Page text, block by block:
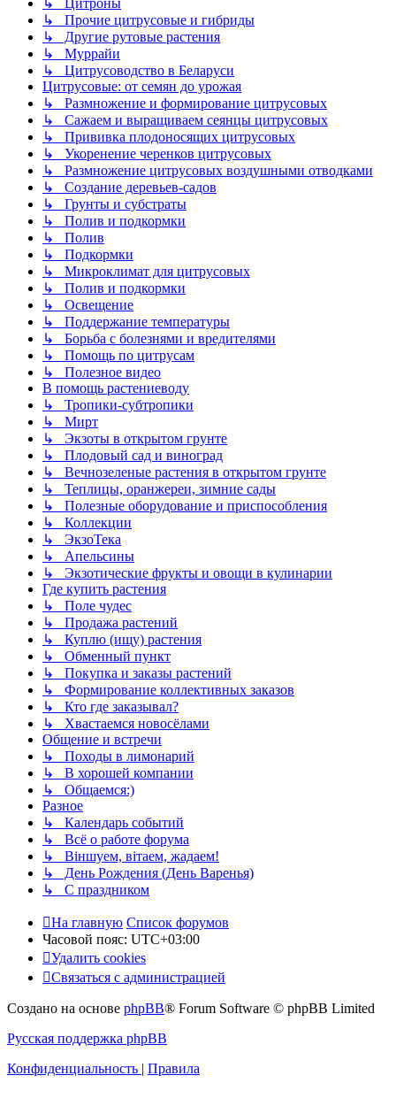
↳ Цитроны
↳ Прочие цитрусовые и гибриды
↳ Другие рутовые растения
↳ Муррайи
↳ Цитрусоводство в Беларуси
Цитрусовые: от семян до урожая
↳ Размножение и формирование цитрусовых
↳ Сажаем и выращиваем сеянцы цитрусовых
↳ Прививка плодоносящих цитрусовых
↳ Укоренение черенков цитрусовых
↳ Размножение цитрусовых воздушными отводками
↳ Создание деревьев-садов
↳ Грунты и субстраты
↳ Полив и подкормки
↳ Полив
↳ Подкормки
↳ Микроклимат для цитрусовых
↳ Полив и подкормки
↳ Освещение
↳ Поддержание температуры
↳ Борьба с болезнями и вредителями
↳ Помощь по цитрусам
↳ Полезное видео
В помощь растениеводу
↳ Тропики-субтропики
↳ Мирт
↳ Экзоты в открытом грунте
↳ Плодовый сад и виноград
↳ Вечнозеленые растения в открытом грунте
↳ Теплицы, оранжереи, зимние сады
↳ Полезные оборудование и приспособления
↳ Коллекции
↳ ЭкзоТека
↳ Апельсины
↳ Экзотические фрукты и овощи в кулинарии
Где купить растения
↳ Поле чудес
↳ Продажа растений
↳ Куплю (ищу) растения
↳ Обменный пункт
↳ Покупка и заказы растений
↳ Формирование коллективных заказов
↳ Кто где заказывал?
↳ Хвастаемся новосёлами
Общение и встречи
↳ Походы в лимонарий
↳ В хорошей компании
↳ Общаемся:)
Разное
↳ Календарь событий
↳ Всё о работе форума
↳ Віншуем, вітаем, жадаем!
↳ День Рождения (День Варенья)
↳ С праздником
На главную Список форумов
Часовой пояс: UTC+03:00
Удалить cookies
Связаться с администрацией
Создано на основе phpBB® Forum Software © phpBB Limited
Русская поддержка phpBB
Конфиденциальность
Правила